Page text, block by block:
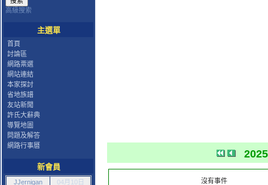
高級搜索
主選單
首頁
討論區
網路票選
網站連結
本家探討
省地族譜
友站新聞
許氏大辭典
導覽地圖
問題及解答
網路行事曆
新會員
JJernigan
04月10日
沒有事件